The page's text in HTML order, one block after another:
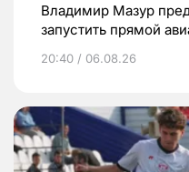
Владимир Мазур
запустить прямой
20:40 / 06.08.26